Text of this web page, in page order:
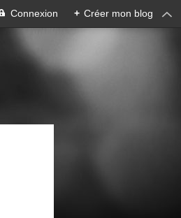
Connexion + Créer mon blog